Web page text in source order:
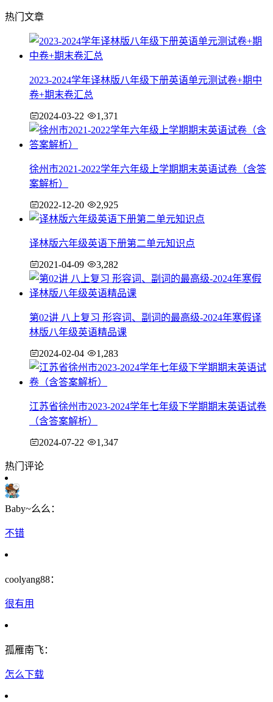
热门文章
2023-2024学年译林版八年级下册英语单元测试卷+期中
卷+期末卷汇总
2024-03-22 1,371
徐州市2021-2022学年六年级上学期期末英语试卷（含答
案解析）
2022-12-20 2,925
译林版六年级英语下册第二单元知识点
2021-04-09 3,282
第02讲 八上复习 形容词、副词的最高级-2024年寒假译
林版八年级英语精品课
2024-02-04 1,283
江苏省徐州市2023-2024学年七年级下学期期末英语试卷
（含答案解析）
2024-07-22 1,347
热门评论
Baby~么么：
不错
coolyang88：
很有用
孤雁南飞：
怎么下载